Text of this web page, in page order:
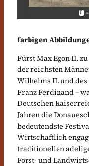
farbigen
Fürst Max Egon II.
der reichsten
Wilhelms II. und
Franz Ferdinand –
Deutschen
Jahren die
bedeutendste
Wirtschaftlich
traditionellen
Forst- und